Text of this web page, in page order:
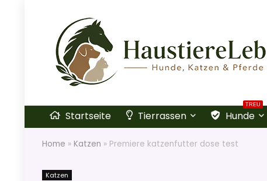
Startseite Tierrassen
TREU
Hunde
Home » Katzen » Premiere katzenfutter dose test
Katzen